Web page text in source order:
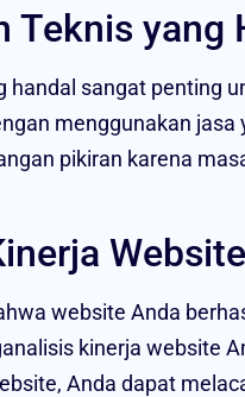
Teknis yang
handal sangat penting
menggunakan
pikiran karena
Website
website Anda
kinerja website
Anda dapat